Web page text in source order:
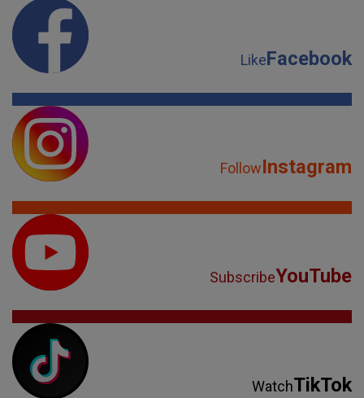
LikeFacebook
FollowInstagram
SubscribeYouTube
WatchTikTok